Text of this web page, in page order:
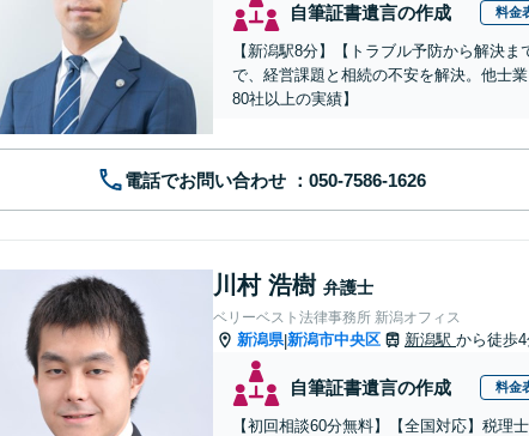
自筆証書遺言の作成 料金
【新潟駅8分】【トラブル予防から解決
で、経営課題と相続の不安を解決。他士
80社以上の実績】
電話でお問い合わせ
川村 浩樹 弁護士
ベリーベスト法律事務所 新潟オフィス
新潟県|新潟市中央区 新潟駅 から徒歩
自筆証書遺言の作成 料金
【初回相談60分無料】【全国対応】税理